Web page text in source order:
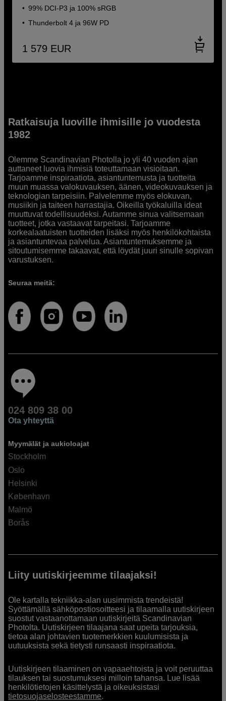
99% DCI-P3 ja 100% sRGB
Thunderbolt 4 ja 96W PD
1 579 EUR
Ratkaisuja luoville ihmisille jo vuodesta
1982
Olemme Scandinavian Photolla jo yli 40 vuoden ajan
auttaneet luovia ihmisiä toteuttamaan visioitaan.
Tarjoamme inspiraatiota, asiantuntemusta ja tuotteita
muun muassa valokuvauksen, äänen, videokuvauksen ja
teknologian tarpeisiin. Palvelemme myös elokuvan,
musiikin ja taiteen harrastajia. Oikeilla työkaluilla ideat
muuttuvat todellisuudeksi. Autamme sinua valitsemaan
tuotteet, jotka vastaavat tarpeitasi. Tarjoamme
korkealaatuisten tuotteiden lisäksi myös henkilökohtaista
ja asiantuntevaa palvelua. Asiantuntemuksemme ja
sitoutumisemme takaavat, että löydät juuri sinulle sopivan
varustuksen.
Seuraa meitä:
024 809 38 00
Ota yhteyttä
Myymälät ja aukioloajat
Stockholm
Oslo
Helsinki
København
Malmö
Borås
Liity uutiskirjeemme tilaajaksi!
Ole kartalla tekniikka-alan uusimmista trendeistä!
Syöttämällä sähköpostiosoitteesi ja tilaamalla uutiskirjeen
suostut vastaanottamaan uutiskirjeitä Scandinavian
Photolta. Uutiskirjeen tilaajana saat upeita tarjouksia,
tietoa alan johtavien tuotemerkkien kuulumisista ja
uutuuksista sekä tietysti runsaasti inspiraatiota.
Uutiskirjeen tilaaminen on vapaaehtoista ja voit peruuttaa
tilauksen tai suostumuksesi milloin tahansa. Lue lisää
henkilötietojen käsittelystä ja oikeuksistasi
tietosuojaselosteestamme.